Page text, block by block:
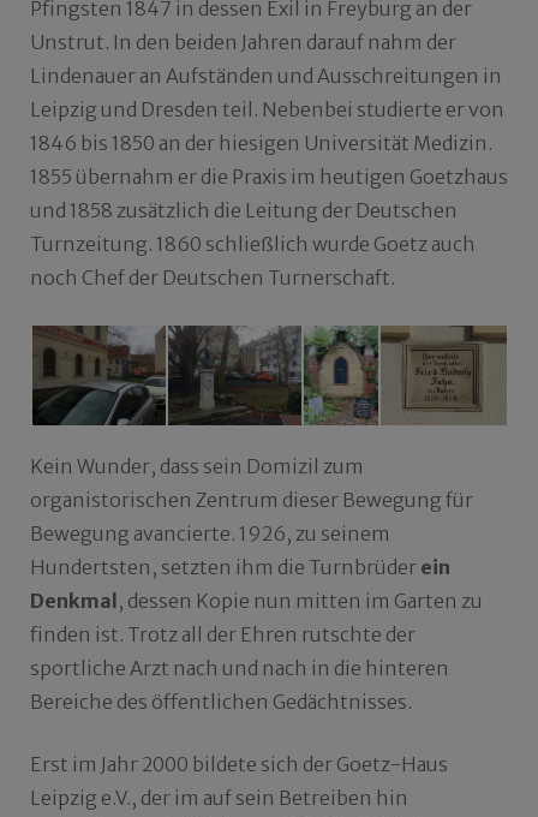
Pfingsten 1847 in dessen Exil in Freyburg an der
Unstrut. In den beiden Jahren darauf nahm der
Lindenauer an Aufständen und Ausschreitungen in
Leipzig und Dresden teil. Nebenbei studierte er von
1846 bis 1850 an der hiesigen Universität Medizin.
1855 übernahm er die Praxis im heutigen Goetzhaus
und 1858 zusätzlich die Leitung der Deutschen
Turnzeitung. 1860 schließlich wurde Goetz auch
noch Chef der Deutschen Turnerschaft.
Kein Wunder, dass sein Domizil zum
organistorischen Zentrum dieser Bewegung für
Bewegung avancierte. 1926, zu seinem
Hundertsten, setzten ihm die Turnbrüder ein
Denkmal, dessen Kopie nun mitten im Garten zu
finden ist. Trotz all der Ehren rutschte der
sportliche Arzt nach und nach in die hinteren
Bereiche des öffentlichen Gedächtnisses.
Erst im Jahr 2000 bildete sich der Goetz-Haus
Leipzig e.V., der im auf sein Betreiben hin